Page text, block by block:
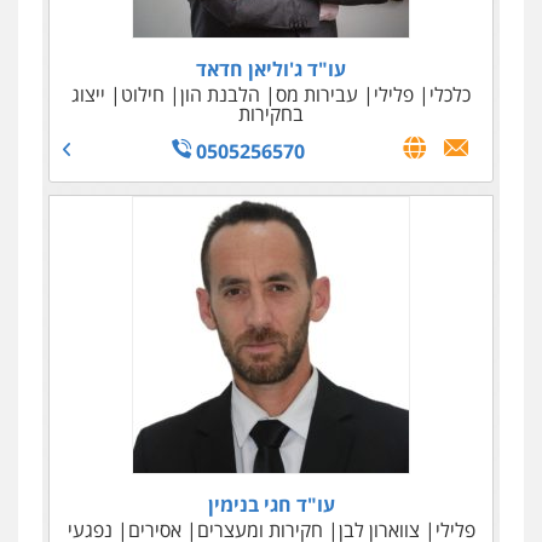
עו"ד ג'וליאן חדאד
כלכלי
פלילי עבירות מס הלבנת הון חילוט ייצוג
בחקירות
0505256570
עו"ד חגי בנימין
פלילי
צווארון לבן חקירות ומעצרים אסירים נפגעי
גולדמן ושות' – משרד עו"ד
עבירות מס
036966733
עו"ד אלי סרור
פשיטות רגל
אזרחי
0522614884
0549722872